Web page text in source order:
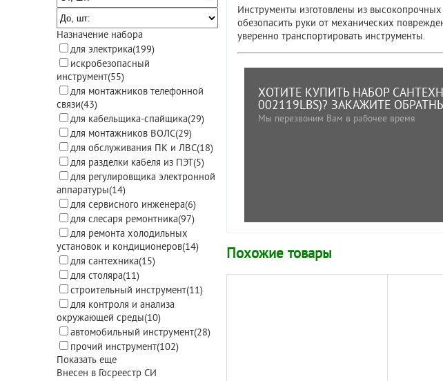
Назначение набора
для электрика(199)
искробезопасный
инструмент(55)
для монтажников телефонной
связи(43)
для кабельщика-спайщика(29)
для монтажников ВОЛС(29)
для обслуживания ПК и ЛВС(18)
для разделки кабеля из ПЭТ(5)
для регулировщика электронной
аппаратуры(14)
для сервисного инженера(6)
для слесаря ремонтника(97)
для ремонта холодильных
установок и кондиционеров(14)
для сантехника(15)
для столяра(11)
строительный инструмент(11)
для контроля и анализа
окружающей среды(10)
автомобильный инструмент(28)
прочий инструмент(102)
Показать еще
Внесен в Госреестр СИ
Инструменты изготовлены из
обезопасить руки от механических
уверенно транспортировать инструменты.
ХОТИТЕ КУПИТЬ НАБОР
002119LBS)? ЗАКАЖИТЕ
Мы перезвоним Вам в рабочее время
Похожие товары